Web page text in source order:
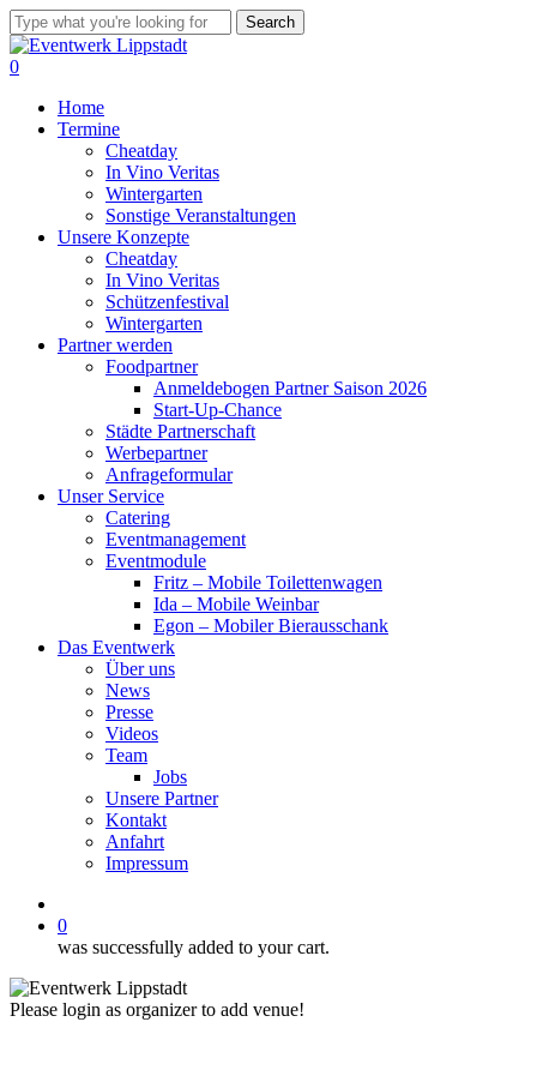
Skip
to
main
Search
Close
Search
0
Home
Termine
Cheatday
In Vino Veritas
Wintergarten
Sonstige Veranstaltungen
Unsere Konzepte
Cheatday
In Vino Veritas
Schützenfestival
Wintergarten
Partner werden
Foodpartner
Anmeldebogen Partner Saison 2026
Start-Up-Chance
Städte Partnerschaft
Werbepartner
Anfrageformular
Unser Service
Catering
Eventmanagement
Eventmodule
Fritz – Mobile Toilettenwagen
Ida – Mobile Weinbar
Egon – Mobiler Bierausschank
Das Eventwerk
Über uns
News
Presse
Videos
Team
Jobs
Unsere Partner
Kontakt
Anfahrt
Impressum
0
was successfully added to your cart.
Please login as organizer to add venue!